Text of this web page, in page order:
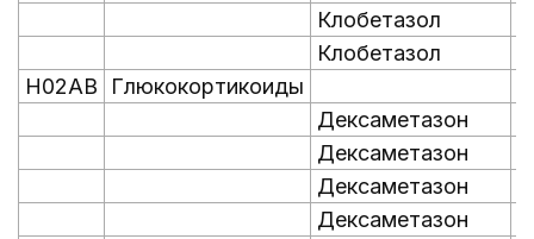
Клобетазол
Клобетазол
H02AB
Глюкокортикоиды
Дексаметазон
Дексаметазон
Дексаметазон
Дексаметазон